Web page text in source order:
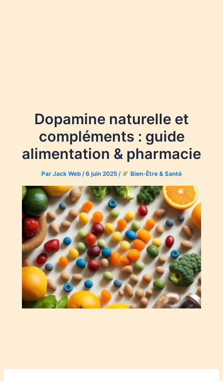
Dopamine naturelle et
compléments : guide
alimentation & pharmacie
ParJack Web/6 juin 2025/ Bien-Être & Santé